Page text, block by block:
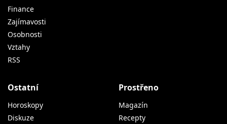
Finance
Zajímavosti
Osobnosti
Vztahy
RSS
Ostatní
Horoskopy
Diskuze
Prostřeno
Magazín
Recepty